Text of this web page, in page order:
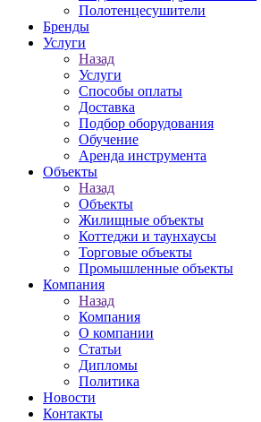
Полотенцесушители
Бренды
Услуги
Назад
Услуги
Способы оплаты
Доставка
Подбор оборудования
Обучение
Аренда инструмента
Объекты
Назад
Объекты
Жилищные объекты
Коттеджи и таунхаусы
Торговые объекты
Промышленные объекты
Компания
Назад
Компания
О компании
Статьи
Дипломы
Политика
Новости
Контакты